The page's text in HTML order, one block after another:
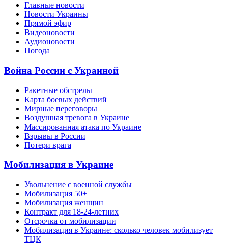
Главные новости
Новости Украины
Прямой эфир
Видеоновости
Аудионовости
Погода
Война России с Украиной
Ракетные обстрелы
Карта боевых действий
Мирные переговоры
Воздушная тревога в Украине
Массированная атака по Украине
Взрывы в России
Потери врага
Мобилизация в Украине
Увольнение с военной службы
Мобилизация 50+
Мобилизация женщин
Контракт для 18-24-летних
Отсрочка от мобилизации
Мобилизация в Украине: сколько человек мобилизует
ТЦК